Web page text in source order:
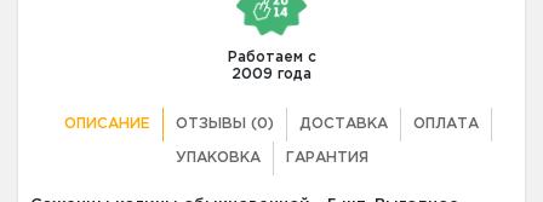
Работаем с
2009 года
ОПИСАНИЕ ОТЗЫВЫ (0) ДОСТАВКА ОПЛАТА
УПАКОВКА ГАРАНТИЯ